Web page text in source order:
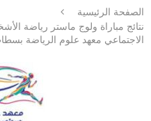
الصفحة الرئيسية
نتائج مباراة ولوج ماستر رياضة
الاجتماعي معهد علوم الرياضة بسطات 2025-